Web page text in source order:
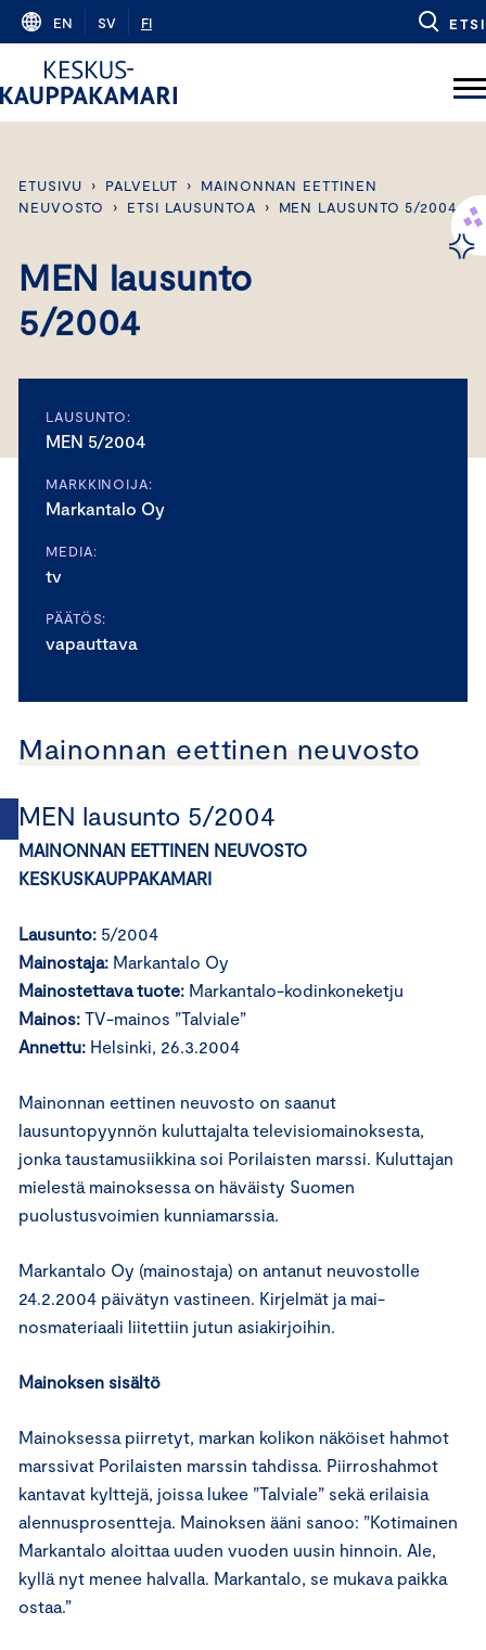
Skip
content
EN SV FI ETSI
ETUSIVU › PALVELUT ›
MAINONNAN EETTINEN
NEUVOSTO
› ETSI LAUSUNTOA › MEN LAUSUNTO 5/2004
MEN lausunto
5/2004
LAUSUNTO:
MEN 5/2004
MARKKINOIJA:
Markantalo Oy
MEDIA:
tv
PÄÄTÖS:
vapauttava
Mainonnan eettinen neuvosto
MEN lausunto 5/2004
MAINONNAN EETTINEN NEUVOSTO
KESKUSKAUPPAKAMARI
Lausunto: 5/2004
Mainostaja: Markantalo Oy
Mainostettava tuote: Markantalo-kodinkoneketju
Mainos: TV-mainos ”Talviale”
Annettu: Helsinki, 26.3.2004
Mainonnan eettinen neuvosto on saanut
lausuntopyynnön kuluttajalta televisiomainoksesta,
jonka taustamusiikkina soi Porilaisten marssi. Kuluttajan
mielestä mainoksessa on häväisty Suomen
puolustusvoimien kunniamarssia.
Markantalo Oy (mainostaja) on antanut neuvostolle
24.2.2004 päivätyn vastineen. Kirjelmät ja mai-
nosmateriaali liitettiin jutun asiakirjoihin.
Mainoksen sisältö
Mainoksessa piirretyt, markan kolikon näköiset hahmot
marssivat Porilaisten marssin tahdissa. Piirroshahmot
kantavat kylttejä, joissa lukee ”Talviale” sekä erilaisia
alennusprosentteja. Mainoksen ääni sanoo: ”Kotimainen
Markantalo aloittaa uuden vuoden uusin hinnoin. Ale,
kyllä nyt menee halvalla. Markantalo, se mukava paikka
ostaa.”